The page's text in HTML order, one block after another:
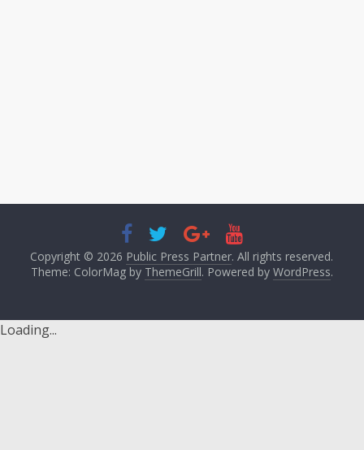
Copyright © 2026 Public Press Partner. All rights reserved.
Theme: ColorMag by ThemeGrill. Powered by WordPress.
Loading...